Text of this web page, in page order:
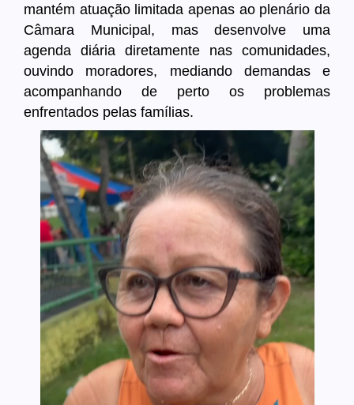
mantém atuação limitada apenas ao plenário da
Câmara Municipal, mas desenvolve uma
agenda diária diretamente nas comunidades,
ouvindo moradores, mediando demandas e
acompanhando de perto os problemas
enfrentados pelas famílias.